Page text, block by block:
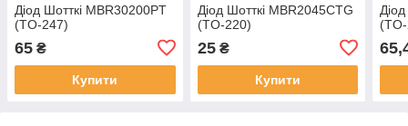
Діод Шотткі MBR30200PT
(TO-247)
65 ₴
Купити
Діод Шотткі MBR2045CTG
(TO-220)
25₴
Купити